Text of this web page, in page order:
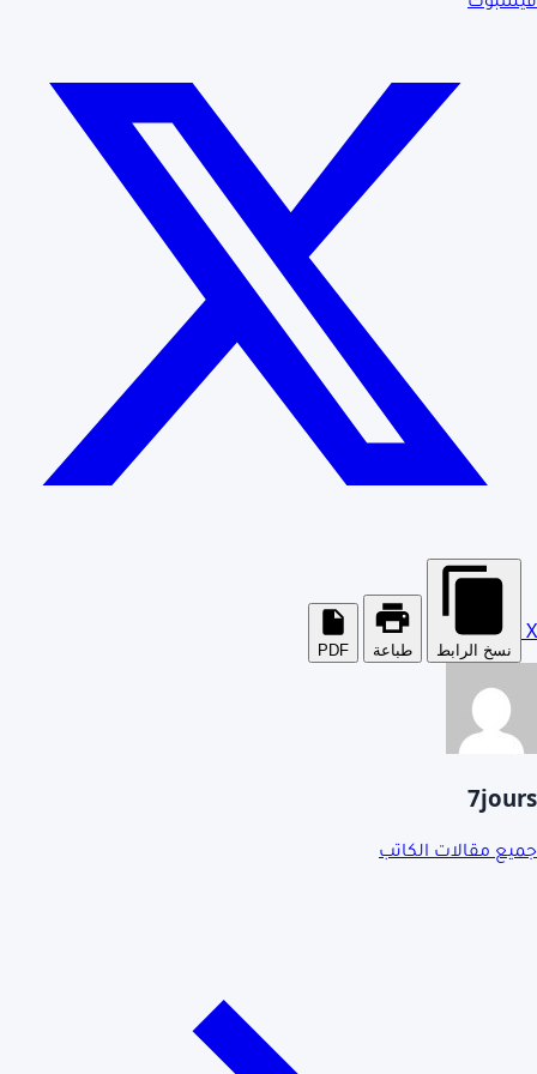
X
نسخ الرابط طباعة PDF
7jours
جميع مقالات الكاتب